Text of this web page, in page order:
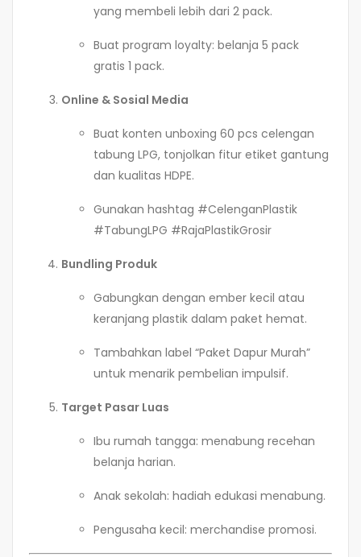
yang membeli lebih dari 2 pack.
Buat program loyalty: belanja 5 pack
gratis 1 pack.
Online & Sosial Media
Buat konten unboxing 60 pcs celengan
tabung LPG, tonjolkan fitur etiket gantung
dan kualitas HDPE.
Gunakan hashtag #CelenganPlastik
#TabungLPG #RajaPlastikGrosir
Bundling Produk
Gabungkan dengan ember kecil atau
keranjang plastik dalam paket hemat.
Tambahkan label “Paket Dapur Murah”
untuk menarik pembelian impulsif.
Target Pasar Luas
Ibu rumah tangga: menabung recehan
belanja harian.
Anak sekolah: hadiah edukasi menabung.
Pengusaha kecil: merchandise promosi.